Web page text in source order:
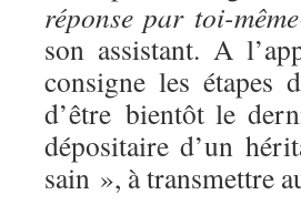
réponse par toi-même
son assistant. A
consigne les étapes
d’être bientôt le
dépositaire d’un
sain », à transmettre